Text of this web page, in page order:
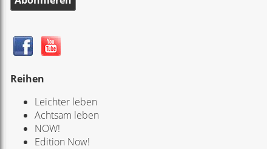
Reihen
Leichter leben
Achtsam leben
NOW!
Edition Now!